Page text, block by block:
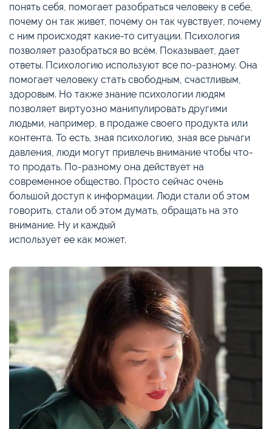
понять себя, помогает разобраться человеку в себе,
почему он так живет, почему он так чувствует, почему
с ним происходят какие-то ситуации. Психология
позволяет разобраться во всём. Показывает, дает
ответы. Психологию используют все по-разному. Она
помогает человеку стать свободным, счастливым,
здоровым. Но также знание психологии людям
позволяет виртуозно манипулировать другими
людьми, например, в продаже своего продукта или
контента. То есть, зная психологию, зная все рычаги
давления, люди могут привлечь внимание чтобы что-
то продать. По-разному она действует на
современное общество. Просто сейчас очень
большой доступ к информации. Люди стали об этом
говорить, стали об этом думать, обращать на это
внимание. Ну и каждый
использует ее как может.